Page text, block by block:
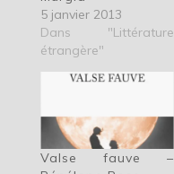
5 janvier 2013
Dans "Littérature
étrangère"
Valse fauve –